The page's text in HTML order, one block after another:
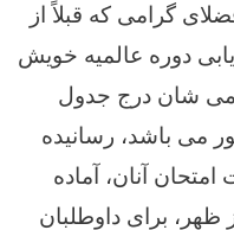
گرامی که قبلاً از
دوره عالمیه خویش
شان درج جدول
می باشد، رسانیده
آنان، آماده
ظهر، برای داوطلبان